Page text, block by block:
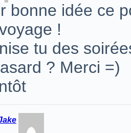
bonne idée ce
!
tu des
? Merci =)